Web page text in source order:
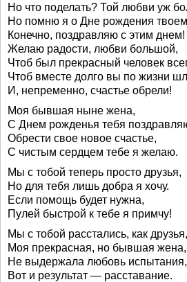
Но что поделать? Той любви уж
Но помню я о Дне рождения
Конечно, поздравляю с этим днем!
Желаю радости, любви большой,
Чтоб был прекрасный человек
Чтоб вместе долго вы по жизни
И, непременно, счастье обрели!
Моя бывшая ныне жена,
С Днем рожденья тебя
Обрести свое новое счастье,
С чистым сердцем тебе я желаю.
Мы с тобой теперь просто друзья,
Но для тебя лишь добра я хочу.
Если помощь будет нужна,
Пулей быстрой к тебе я примчу!
Мы с тобой расстались, как друзья,
Моя прекрасная, но бывшая жена,
Не выдержала любовь испытания,
Вот и результат — расставание.